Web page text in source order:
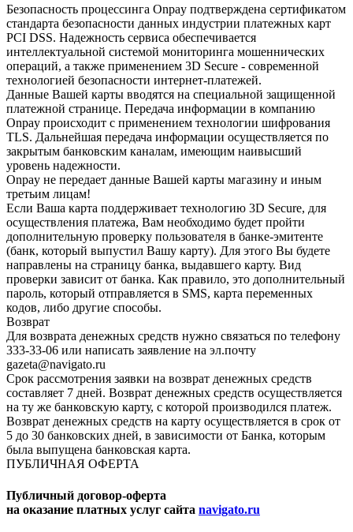
Безопасность процессинга Onpay подтверждена сертификатом
стандарта безопасности данных индустрии платежных карт
PCI DSS. Надежность сервиса обеспечивается
интеллектуальной системой мониторинга мошеннических
операций, а также применением 3D Secure - современной
технологией безопасности интернет-платежей.
Данные Вашей карты вводятся на специальной защищенной
платежной странице. Передача информации в компанию
Onpay происходит с применением технологии шифрования
TLS. Дальнейшая передача информации осуществляется по
закрытым банковским каналам, имеющим наивысший
уровень надежности.
Onpay не передает данные Вашей карты магазину и иным
третьим лицам!
Если Ваша карта поддерживает технологию 3D Secure, для
осуществления платежа, Вам необходимо будет пройти
дополнительную проверку пользователя в банке-эмитенте
(банк, который выпустил Вашу карту). Для этого Вы будете
направлены на страницу банка, выдавшего карту. Вид
проверки зависит от банка. Как правило, это дополнительный
пароль, который отправляется в SMS, карта переменных
кодов, либо другие способы.
Возврат
Для возврата денежных средств нужно связаться по телефону
333-33-06 или написать заявление на эл.почту
gazeta@navigato.ru
Срок рассмотрения заявки на возврат денежных средств
составляет 7 дней. Возврат денежных средств осуществляется
на ту же банковскую карту, с которой производился платеж.
Возврат денежных средств на карту осуществляется в срок от
5 до 30 банковских дней, в зависимости от Банка, которым
была выпущена банковская карта.
ПУБЛИЧНАЯ ОФЕРТА
Публичный договор-оферта
на оказание платных услуг сайта navigato.ru